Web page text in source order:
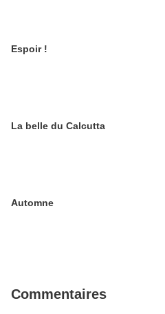
Espoir !
La belle du Calcutta
Automne
Commentaires